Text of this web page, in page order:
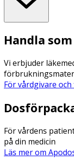
Handla
Vi erbjuder
För vårdgivare
För vårdens
på din medicin
Läs mer om